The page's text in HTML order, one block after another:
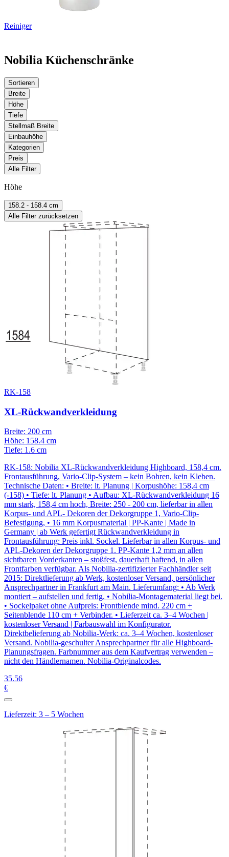
Reiniger
Nobilia Küchenschränke
Sortieren
Breite
Höhe
Tiefe
Stellmaß Breite
Einbauhöhe
Kategorien
Preis
Alle Filter
Höhe
158.2 - 158.4 cm
Alle Filter zurücksetzen
RK-158
XL-Rückwandverkleidung
Breite: 200 cm
Höhe: 158.4 cm
Tiefe: 1.6 cm
RK-158: Nobilia XL-Rückwandverkleidung Highboard, 158,4 cm.
Frontausführung, Vario-Clip-System – kein Bohren, kein Kleben.
Technische Daten: • Breite: lt. Planung | Korpushöhe: 158,4 cm
(-158) • Tiefe: lt. Planung • Aufbau: XL-Rückwandverkleidung 16
mm stark, 158,4 cm hoch, Breite: 250 - 200 cm, lieferbar in allen
Korpus- und APL- Dekoren der Dekorgruppe 1, Vario-Clip-
Befestigung, • 16 mm Korpusmaterial | PP-Kante | Made in
Germany | ab Werk gefertigt Rückwandverkleidung in
Frontausführung: Preis inkl. Sockel. Lieferbar in allen Korpus- und
APL-Dekoren der Dekorgruppe 1. PP-Kante 1,2 mm an allen
sichtbaren Vorderkanten – stoßfest, dauerhaft haftend, in allen
Frontfarben verfügbar. Als Nobilia-zertifizierter Fachhändler seit
2015: Direktlieferung ab Werk, kostenloser Versand, persönlicher
Ansprechpartner in Frankfurt am Main. Lieferumfang: • Ab Werk
montiert – aufstellen und fertig. • Nobilia-Montagematerial liegt bei.
• Sockelpaket ohne Aufpreis: Frontblende mind. 220 cm +
Seitenblende 110 cm + Verbinder. • Lieferzeit ca. 3–4 Wochen |
kostenloser Versand | Farbauswahl im Konfigurator.
Direktbelieferung ab Nobilia-Werk: ca. 3–4 Wochen, kostenloser
Versand. Nobilia-geschulter Ansprechpartner für alle Highboard-
Planungsfragen. Farbnummer aus dem Kaufvertrag verwenden –
nicht den Händlernamen. Nobilia-Originalcodes.
35.56
€
Lieferzeit: 3 – 5 Wochen